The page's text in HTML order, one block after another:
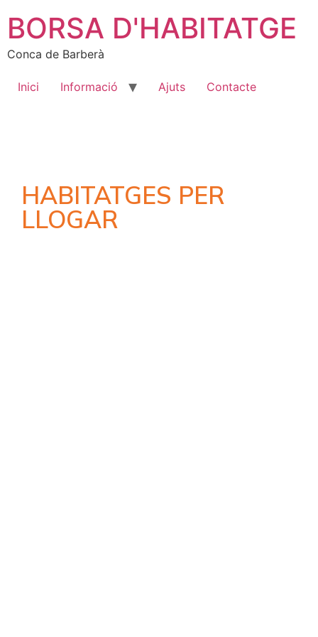
BORSA D'HABITATGE
Conca de Barberà
Inici Informació Ajuts Contacte
HABITATGES PER
LLOGAR